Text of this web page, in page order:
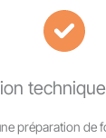
préparation de